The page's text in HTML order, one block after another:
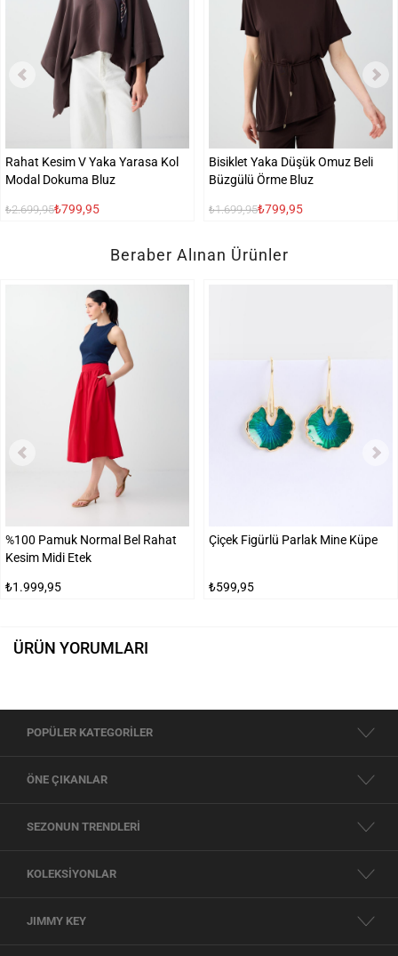
Rahat Kesim V Yaka Yarasa Kol
Modal Dokuma Bluz
₺2.699,95₺799,95
Bisiklet Yaka Düşük Omuz Beli
Büzgülü Örme Bluz
₺1.699,95₺799,95
Beraber Alınan Ürünler
%100 Pamuk Normal Bel Rahat
Kesim Midi Etek
₺1.999,95
Çiçek Figürlü Parlak Mine Küpe
₺599,95
ÜRÜN YORUMLARI
POPÜLER KATEGORİLER
ÖNE ÇIKANLAR
SEZONUN TRENDLERİ
KOLEKSİYONLAR
JIMMY KEY